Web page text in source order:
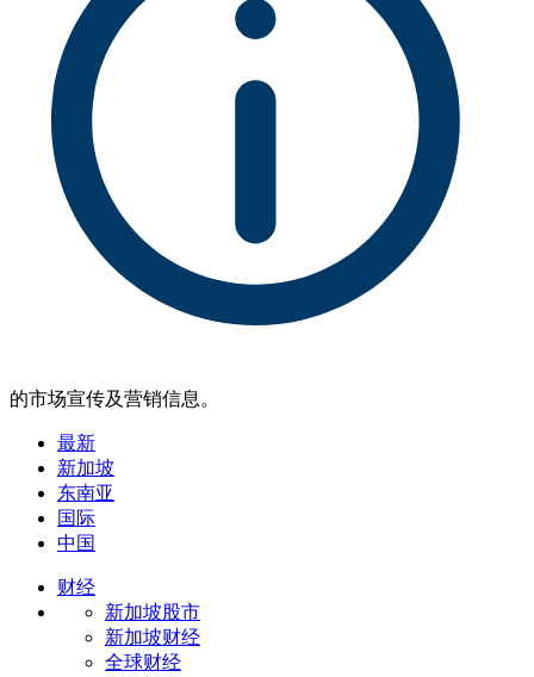
的市场宣传及营销信息。
最新
新加坡
东南亚
国际
中国
财经
新加坡股市
新加坡财经
全球财经